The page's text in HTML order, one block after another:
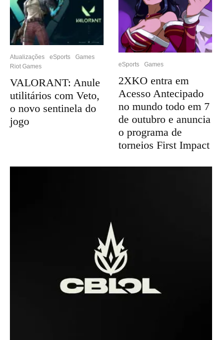
Atualizações eSports
Games
Riot Games
VALORANT: Anule
utilitários com Veto,
o novo sentinela do
jogo
eSports Games
2XKO entra em
Acesso Antecipado
no mundo todo em 7
de outubro e anuncia
o programa de
torneios First Impact